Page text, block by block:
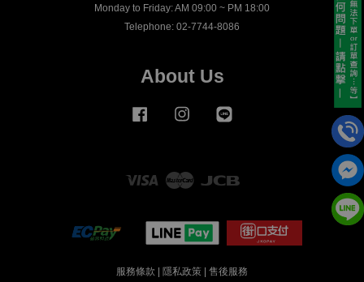
Monday to Friday: AM 09:00 ~ PM 18:00
Telephone: 02-7744-8086
About Us
Facebook Instagram
Visa Master
服務條款 隱私政策 售後服務